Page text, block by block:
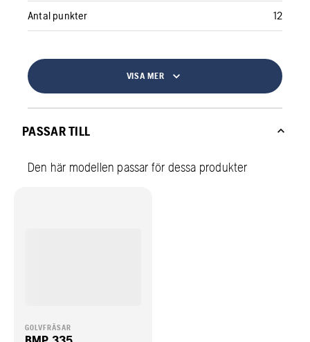
Antal punkter 12
VISA MER
PASSAR TILL
Den här modellen passar för dessa produkter
GOLVFRÄSAR